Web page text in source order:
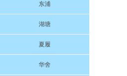
东浦
湖塘
夏履
华舍